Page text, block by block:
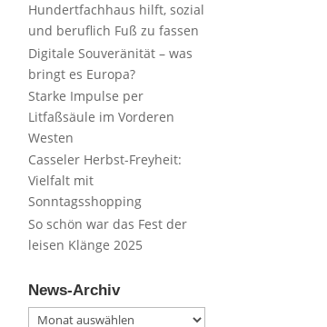
Hundertfachhaus hilft, sozial
und beruflich Fuß zu fassen
Digitale Souveränität – was
bringt es Europa?
Starke Impulse per
Litfaßsäule im Vorderen
Westen
Casseler Herbst-Freyheit:
Vielfalt mit
Sonntagsshopping
So schön war das Fest der
leisen Klänge 2025
News-Archiv
News-